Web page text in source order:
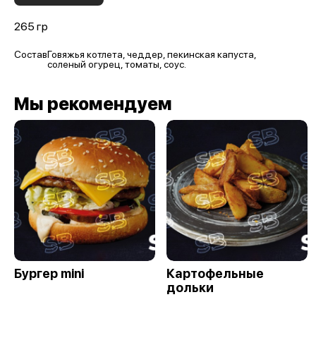
265 гр
СоставГовяжья котлета, чеддер, пекинская капуста,
соленый огурец, томаты, соус.
Мы рекомендуем
Бургер mini
Картофельные
дольки